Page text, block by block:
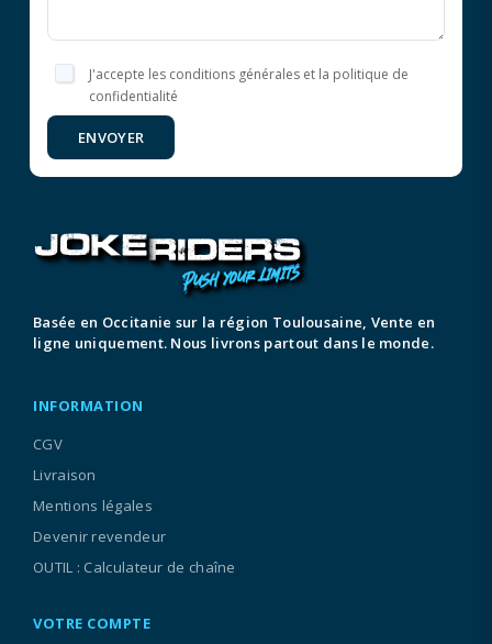
J'accepte les conditions générales et la politique de
confidentialité
ENVOYER
Basée en Occitanie sur la région Toulousaine, Vente en
ligne uniquement. Nous livrons partout dans le monde.
INFORMATION
CGV
Livraison
Mentions légales
Devenir revendeur
OUTIL : Calculateur de chaîne
VOTRE COMPTE